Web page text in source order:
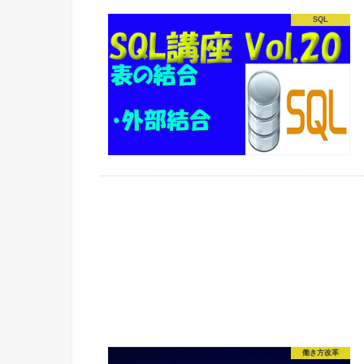
SQL
働き方改革